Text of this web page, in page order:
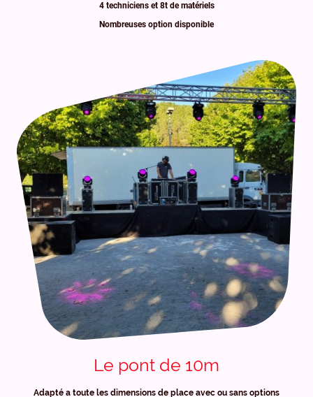
4 techniciens et 8t de matériels
Nombreuses option disponible
Le pont de 10m
Adapté a toute les dimensions de place avec ou sans options